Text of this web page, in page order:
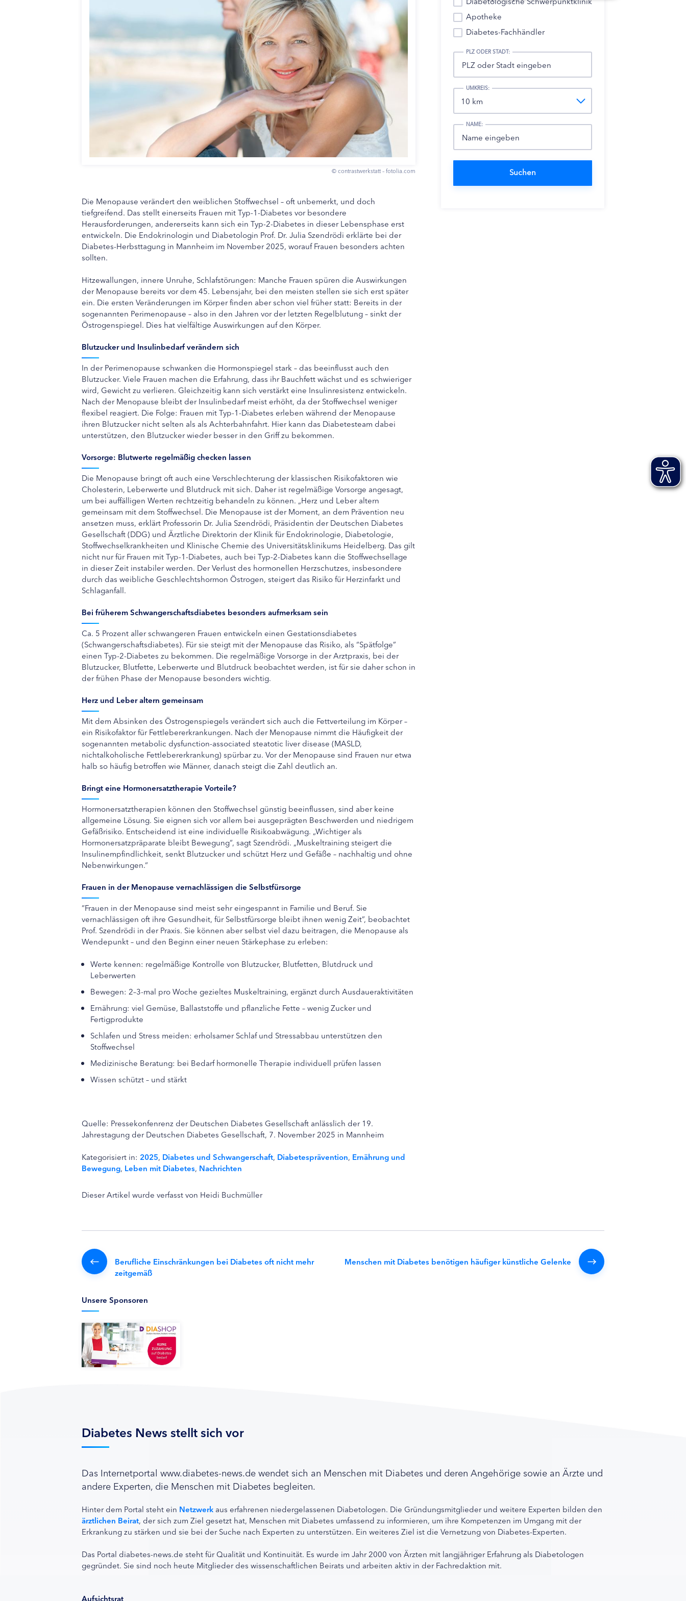
© contrastwerkstatt – fotolia.com
Die Menopause verändert den weiblichen Stoffwechsel – oft unbemerkt, und doch
tiefgreifend. Das stellt einerseits Frauen mit Typ-1-Diabetes vor besondere
Herausforderungen, andererseits kann sich ein Typ-2-Diabetes in dieser Lebensphase erst
entwickeln. Die Endokrinologin und Diabetologin Prof. Dr. Julia Szendrödi erklärte bei der
Diabetes-Herbsttagung in Mannheim im November 2025, worauf Frauen besonders achten
sollten.
Hitzewallungen, innere Unruhe, Schlafstörungen: Manche Frauen spüren die Auswirkungen
der Menopause bereits vor dem 45. Lebensjahr, bei den meisten stellen sie sich erst später
ein. Die ersten Veränderungen im Körper finden aber schon viel früher statt: Bereits in der
sogenannten Perimenopause – also in den Jahren vor der letzten Regelblutung – sinkt der
Östrogenspiegel. Dies hat vielfältige Auswirkungen auf den Körper.
Blutzucker und Insulinbedarf verändern sich
In der Perimenopause schwanken die Hormonspiegel stark – das beeinflusst auch den
Blutzucker. Viele Frauen machen die Erfahrung, dass ihr Bauchfett wächst und es schwieriger
wird, Gewicht zu verlieren. Gleichzeitig kann sich verstärkt eine Insulinresistenz entwickeln.
Nach der Menopause bleibt der Insulinbedarf meist erhöht, da der Stoffwechsel weniger
flexibel reagiert. Die Folge: Frauen mit Typ-1-Diabetes erleben während der Menopause
ihren Blutzucker nicht selten als als Achterbahnfahrt. Hier kann das Diabetesteam dabei
unterstützen, den Blutzucker wieder besser in den Griff zu bekommen.
Vorsorge: Blutwerte regelmäßig checken lassen
Die Menopause bringt oft auch eine Verschlechterung der klassischen Risikofaktoren wie
Cholesterin, Leberwerte und Blutdruck mit sich. Daher ist regelmäßige Vorsorge angesagt,
um bei auffälligen Werten rechtzeitig behandeln zu können. „Herz und Leber altern
gemeinsam mit dem Stoffwechsel. Die Menopause ist der Moment, an dem Prävention neu
ansetzen muss, erklärt Professorin Dr. Julia Szendrödi, Präsidentin der Deutschen Diabetes
Gesellschaft (DDG) und Ärztliche Direktorin der Klinik für Endokrinologie, Diabetologie,
Stoffwechselkrankheiten und Klinische Chemie des Universitätsklinikums Heidelberg. Das gilt
nicht nur für Frauen mit Typ-1-Diabetes, auch bei Typ-2-Diabetes kann die Stoffwechsellage
in dieser Zeit instabiler werden. Der Verlust des hormonellen Herzschutzes, insbesondere
durch das weibliche Geschlechtshormon Östrogen, steigert das Risiko für Herzinfarkt und
Schlaganfall.
Bei früherem Schwangerschaftsdiabetes besonders aufmerksam sein
Ca. 5 Prozent aller schwangeren Frauen entwickeln einen Gestationsdiabetes
(Schwangerschaftsdiabetes). Für sie steigt mit der Menopause das Risiko, als “Spätfolge”
einen Typ-2-Diabetes zu bekommen. Die regelmäßige Vorsorge in der Arztpraxis, bei der
Blutzucker, Blutfette, Leberwerte und Blutdruck beobachtet werden, ist für sie daher schon in
der frühen Phase der Menopause besonders wichtig.
Herz und Leber altern gemeinsam
Mit dem Absinken des Östrogenspiegels verändert sich auch die Fettverteilung im Körper –
ein Risikofaktor für Fettlebererkrankungen. Nach der Menopause nimmt die Häufigkeit der
sogenannten metabolic dysfunction-associated steatotic liver disease (MASLD,
nichtalkoholische Fettlebererkrankung) spürbar zu. Vor der Menopause sind Frauen nur etwa
halb so häufig betroffen wie Männer, danach steigt die Zahl deutlich an.
Bringt eine Hormonersatztherapie Vorteile?
Hormonersatztherapien können den Stoffwechsel günstig beeinflussen, sind aber keine
allgemeine Lösung. Sie eignen sich vor allem bei ausgeprägten Beschwerden und niedrigem
Gefäßrisiko. Entscheidend ist eine individuelle Risikoabwägung. „Wichtiger als
Hormonersatzpräparate bleibt Bewegung“, sagt Szendrödi. „Muskeltraining steigert die
Insulinempfindlichkeit, senkt Blutzucker und schützt Herz und Gefäße – nachhaltig und ohne
Nebenwirkungen.“
Frauen in der Menopause vernachlässigen die Selbstfürsorge
“Frauen in der Menopause sind meist sehr eingespannt in Familie und Beruf. Sie
vernachlässigen oft ihre Gesundheit, für Selbstfürsorge bleibt ihnen wenig Zeit”, beobachtet
Prof. Szendrödi in der Praxis. Sie können aber selbst viel dazu beitragen, die Menopause als
Wendepunkt – und den Beginn einer neuen Stärkephase zu erleben:
Werte kennen: regelmäßige Kontrolle von Blutzucker, Blutfetten, Blutdruck und
Leberwerten
Bewegen: 2–3-mal pro Woche gezieltes Muskeltraining, ergänzt durch Ausdaueraktivitäten
Ernährung: viel Gemüse, Ballaststoffe und pflanzliche Fette – wenig Zucker und
Fertigprodukte
Schlafen und Stress meiden: erholsamer Schlaf und Stressabbau unterstützen den
Stoffwechsel
Medizinische Beratung: bei Bedarf hormonelle Therapie individuell prüfen lassen
Wissen schützt – und stärkt
Quelle: Pressekonfenrenz der Deutschen Diabetes Gesellschaft anlässlich der 19.
Jahrestagung der Deutschen Diabetes Gesellschaft, 7. November 2025 in Mannheim
Kategorisiert in: 2025, Diabetes und Schwangerschaft, Diabetesprävention, Ernährung und
Bewegung, Leben mit Diabetes, Nachrichten
Dieser Artikel wurde verfasst von Heidi Buchmüller
Berufliche Einschränkungen bei Diabetes oft nicht mehr
zeitgemäß
Menschen mit Diabetes benötigen häufiger künstliche Gelenke
Apotheke
Diabetes-Fachhändler
PLZ ODER STADT:
UMKREIS:
NAME:
Unsere Sponsoren
Diabetes News stellt sich vor
Das Internetportal www.diabetes-news.de wendet sich an Menschen mit Diabetes und deren Angehörige sowie an Ärzte und
andere Experten, die Menschen mit Diabetes begleiten.
Hinter dem Portal steht ein Netzwerk aus erfahrenen niedergelassenen Diabetologen. Die Gründungsmitglieder und weitere Experten bilden den
ärztlichen Beirat, der sich zum Ziel gesetzt hat, Menschen mit Diabetes umfassend zu informieren, um ihre Kompetenzen im Umgang mit der
Erkrankung zu stärken und sie bei der Suche nach Experten zu unterstützen. Ein weiteres Ziel ist die Vernetzung von Diabetes-Experten.
Das Portal diabetes-news.de steht für Qualität und Kontinuität. Es wurde im Jahr 2000 von Ärzten mit langjähriger Erfahrung als Diabetologen
gegründet. Sie sind noch heute Mitglieder des wissenschaftlichen Beirats und arbeiten aktiv in der Fachredaktion mit.
Aufsichtsrat